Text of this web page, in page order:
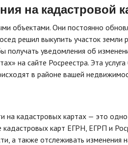
на кадастровой
объектами. Они постоянно
решил выкупить участок
получать уведомления об
на сайте Росреестра. Эта
в районе вашей
на кадастровых картах — это
карт ЕГРН, ЕГРП и
а также отслеживать изменения